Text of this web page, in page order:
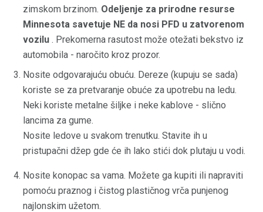
zimskom brzinom. Odeljenje za prirodne resurse
Minnesota savetuje NE da nosi PFD u zatvorenom
vozilu . Prekomerna rasutost može otežati bekstvo iz
automobila - naročito kroz prozor.
Nosite odgovarajuću obuću. Dereze (kupuju se sada)
koriste se za pretvaranje obuće za upotrebu na ledu.
Neki koriste metalne šiljke i neke kablove - slično
lancima za gume.
Nosite ledove u svakom trenutku. Stavite ih u
pristupačni džep gde će ih lako stići dok plutaju u vodi.
Nosite konopac sa vama. Možete ga kupiti ili napraviti
pomoću praznog i čistog plastičnog vrča punjenog
najlonskim užetom.